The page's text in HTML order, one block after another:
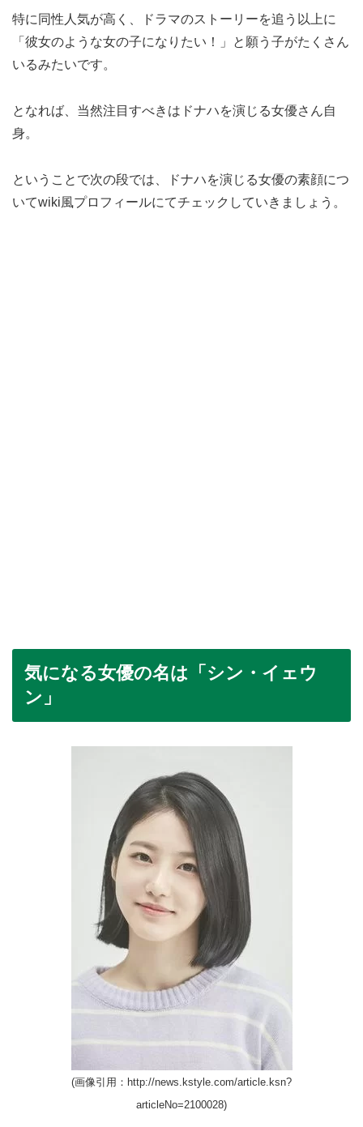
特に同性人気が高く、ドラマのストーリーを追う以上に
「彼女のような女の子になりたい！」と願う子がたくさん
いるみたいです。
となれば、当然注目すべきはドナハを演じる女優さん自
身。
ということで次の段では、ドナハを演じる女優の素顔につ
いてwiki風プロフィールにてチェックしていきましょう。
気になる女優の名は「シン・イェウ
ン」
(画像引用：http://news.kstyle.com/article.ksn?
articleNo=2100028)